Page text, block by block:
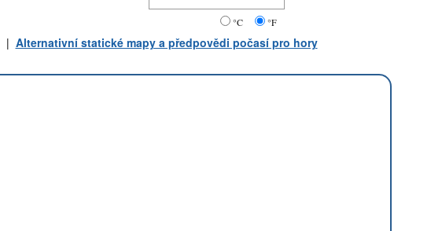
°C °F
| Alternativní statické mapy a předpovědi počasí pro hory